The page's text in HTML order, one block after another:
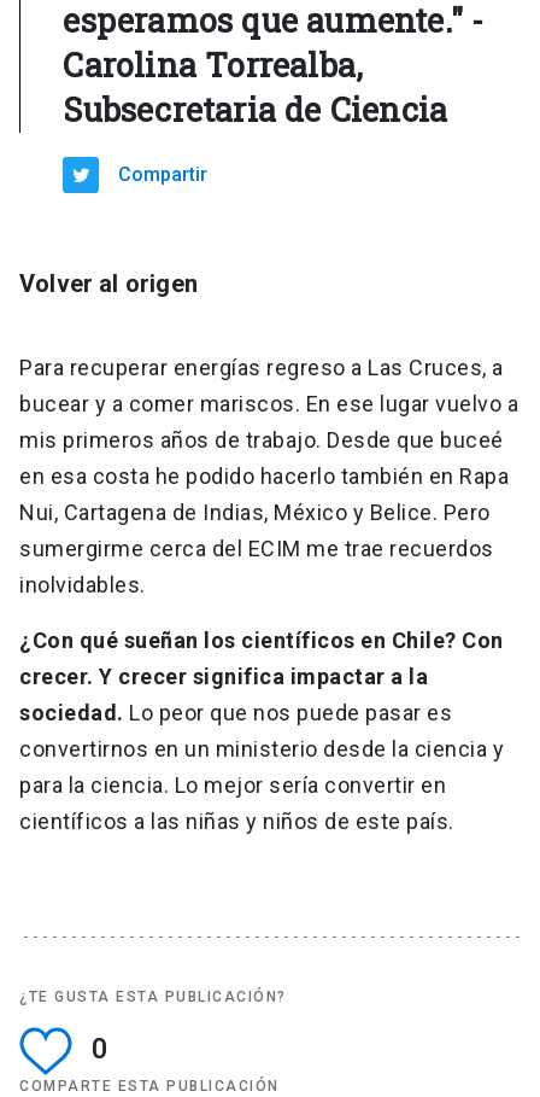
esperamos que aumente." -
Carolina Torrealba,
Subsecretaria de Ciencia
Compartir
Volver al origen
Para recuperar energías regreso a Las Cruces, a
bucear y a comer mariscos. En ese lugar vuelvo a
mis primeros años de trabajo. Desde que buceé
en esa costa he podido hacerlo también en Rapa
Nui, Cartagena de Indias, México y Belice. Pero
sumergirme cerca del ECIM me trae recuerdos
inolvidables.
¿Con qué sueñan los científicos en Chile? Con
crecer. Y crecer significa impactar a la
sociedad. Lo peor que nos puede pasar es
convertirnos en un ministerio desde la ciencia y
para la ciencia. Lo mejor sería convertir en
científicos a las niñas y niños de este país.
¿TE GUSTA ESTA PUBLICACIÓN?
0
COMPARTE ESTA PUBLICACIÓN